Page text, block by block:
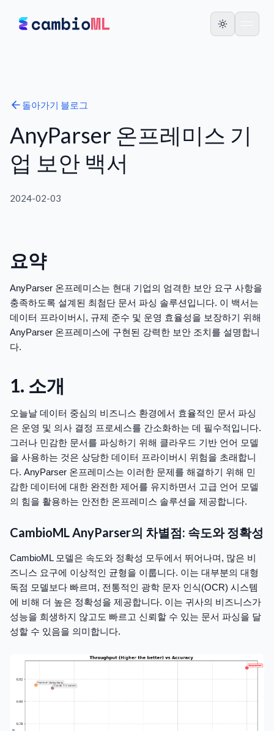
돌아가기 블로그
AnyParser 온프레미스 기
업 보안 백서
2024-02-03
요약
AnyParser 온프레미스는 현대 기업의 엄격한 보안 요구 사항을
충족하도록 설계된 최첨단 문서 파싱 솔루션입니다. 이 백서는
데이터 프라이버시, 규제 준수 및 운영 효율성을 보장하기 위해
AnyParser 온프레미스에 구현된 강력한 보안 조치를 설명합니
다.
1. 소개
오늘날 데이터 중심의 비즈니스 환경에서 효율적인 문서 파싱
은 운영 및 의사 결정 프로세스를 간소화하는 데 필수적입니다.
그러나 민감한 문서를 파싱하기 위해 클라우드 기반 언어 모델
을 사용하는 것은 상당한 데이터 프라이버시 위험을 초래합니
다. AnyParser 온프레미스는 이러한 문제를 해결하기 위해 민
감한 데이터에 대한 완전한 제어를 유지하면서 고급 언어 모델
의 힘을 활용하는 안전한 온프레미스 솔루션을 제공합니다.
CambioML AnyParser의 차별점: 속도와 정확성
CambioML 모델은 속도와 정확성 모두에서 뛰어나며, 많은 비
즈니스 요구에 이상적인 균형을 이룹니다. 이는 대부분의 대형
독점 모델보다 빠르며, 전통적인 광학 문자 인식(OCR) 시스템
에 비해 더 높은 정확성을 제공합니다. 이는 귀사의 비즈니스가
성능을 희생하지 않고도 빠르고 신뢰할 수 있는 문서 파싱을 달
성할 수 있음을 의미합니다.